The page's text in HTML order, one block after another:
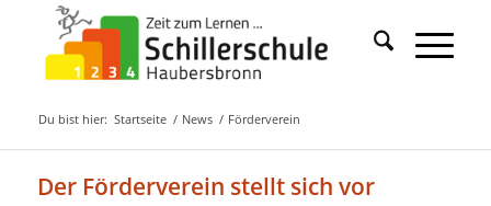
Du bist hier: Startseite / News / Förderverein
Der Förderverein stellt sich vor